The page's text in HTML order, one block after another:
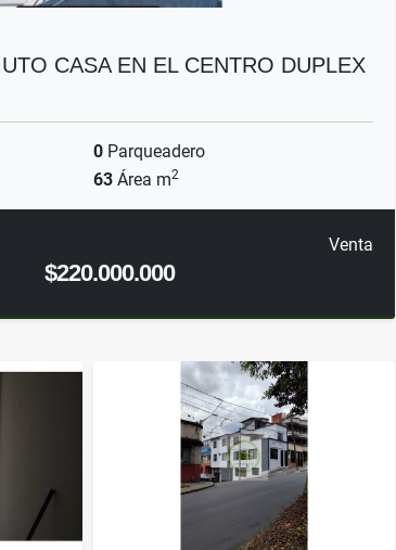
CASA EN EL CENTRO DUPLEX
0 Parqueadero
63 Área m2
Venta
$220.000.000